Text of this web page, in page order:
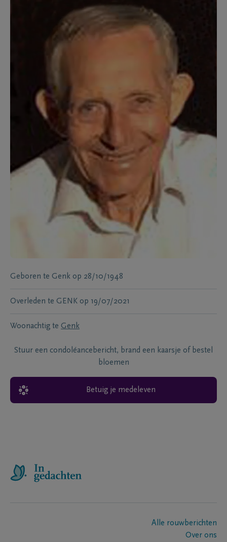
Geboren te Genk op 28/10/1948
Overleden te GENK op 19/07/2021
Woonachtig te Genk
Stuur een condoléancebericht, brand een kaarsje of bestel
bloemen
Betuig je medeleven
Alle rouwberichten
Over ons